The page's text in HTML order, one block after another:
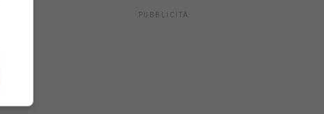
PUBBLICITÀ